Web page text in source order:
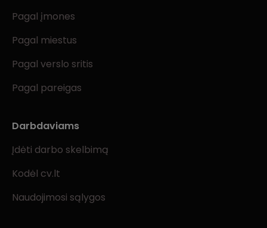
Pagal įmones
Pagal miestus
Pagal verslo sritis
Pagal pareigas
Darbdaviams
Įdėti darbo skelbimą
Kodėl cv.lt
Naudojimosi sąlygos